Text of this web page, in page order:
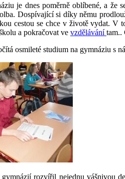
je dnes poměrně oblíbené, a
Dospívající si díky němu
cestou se chce v životě vydat. V
a pokračovat ve vzdělávánítam..
osmileté studium na gymnáziu s
rozvířil nejednu vášnivou